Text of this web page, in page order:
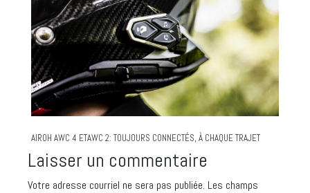
AIROH AWC 4 ETAWC 2: TOUJOURS CONNECTÉS, À CHAQUE TRAJET
Laisser un commentaire
Votre adresse courriel ne sera pas publiée. Les champs